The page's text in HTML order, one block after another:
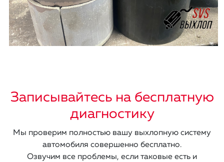
Записывайтесь на бесплатную
диагностику
Мы проверим полностью вашу выхлопную систему
автомобиля совершенно бесплатно.
Озвучим все проблемы, если таковые есть и